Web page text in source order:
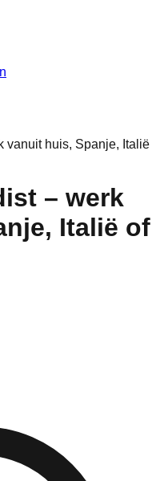
vanuit huis, Spanje, Italië
– werk
Italië of